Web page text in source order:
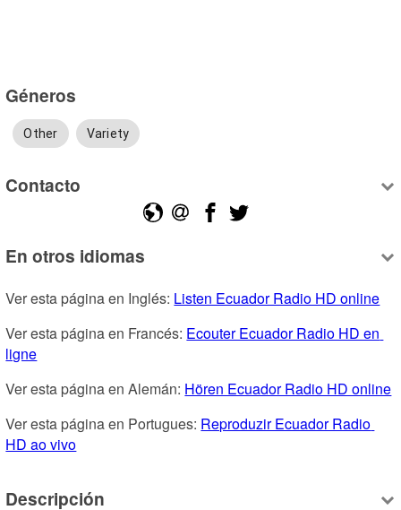
Géneros
Other Variety
Contacto
En otros idiomas
Ver esta página en Inglés: Listen Ecuador Radio HD online
Ver esta página en Francés: Ecouter Ecuador Radio HD en
ligne
Ver esta página en Alemán: Hören Ecuador Radio HD online
Ver esta página en Portugues: Reproduzir Ecuador Radio
HD ao vivo
Descripción